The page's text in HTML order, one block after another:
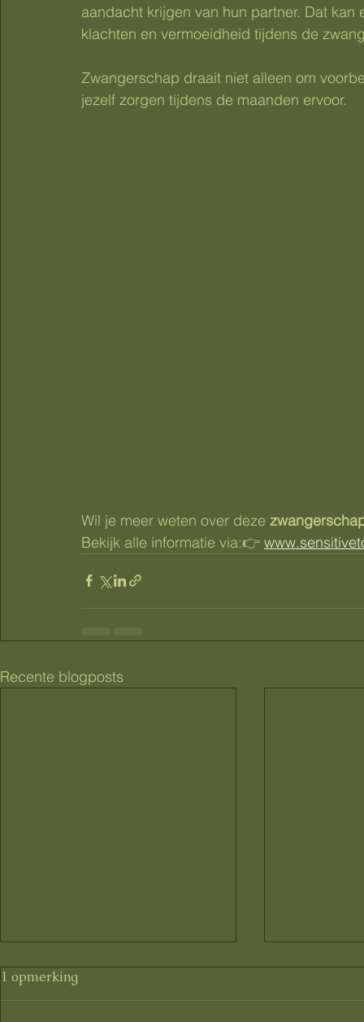
aandacht krijgen van hun partner. Dat
klachten en vermoeidheid tijdens de
Zwangerschap draait niet alleen om
jezelf zorgen tijdens de maanden ervoor.
Wil je meer weten over deze
Bekijk alle informatie via:👉
Recente blogposts
1 opmerking